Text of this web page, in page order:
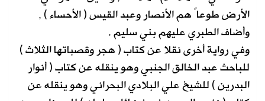
الأرض طوعاً هم الأنصار وعبد القيس ( الأحساء ) ,
وأضاف الطبري عليهم بني سليم .
وفي رواية أخرى نقلا عن كتاب ( هجر وقصباتها الثلاث )
للباحث عبد الخالق الجنبي وهو ينقله عن كتاب ( أنوار
البدرين ) للشيخ علي البلادي البحراني وهو ينقله عن